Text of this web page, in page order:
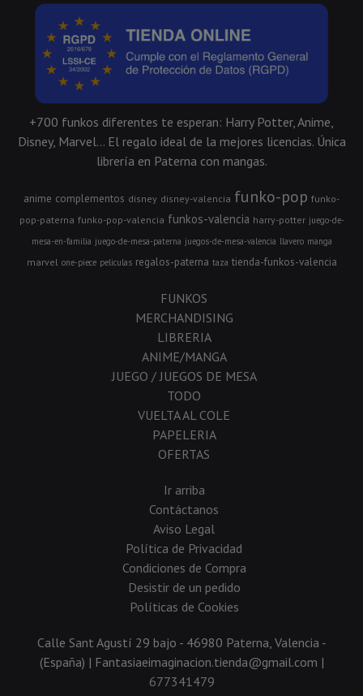
+700 funkos diferentes te esperan: Harry Potter, Anime,
Disney, Marvel... El regalo ideal de la mejores licencias. Única
librería en Paterna con mangas.
anime complementos disney disney-valencia funko-pop funko-
pop-paterna funko-pop-valencia funkos-valencia harry-potter juego-de-
mesa-en-familia juego-de-mesa-paterna juegos-de-mesa-valencia llavero manga
marvel one-piece peliculas regalos-paterna taza tienda-funkos-valencia
FUNKOS
MERCHANDISING
LIBRERIA
ANIME/MANGA
JUEGO / JUEGOS DE MESA
TODO
VUELTA AL COLE
PAPELERIA
OFERTAS
Ir arriba
Contáctanos
Aviso Legal
Política de Privacidad
Condiciones de Compra
Desistir de un pedido
Políticas de Cookies
Calle Sant Agustí 29 bajo - 46980 Paterna, Valencia -
(España) | Fantasiaeimaginacion.tienda@gmail.com |
677341479